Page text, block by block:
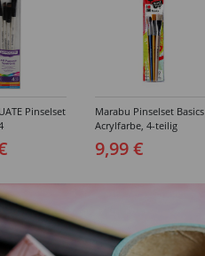
Pinselset
Marabu Pinselset Basics
Acrylfarbe, 4-teilig
9,99 €